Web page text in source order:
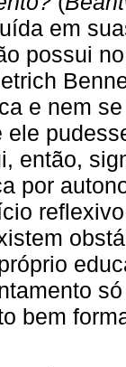
em
possui
e nem
ele
então,
por
bem